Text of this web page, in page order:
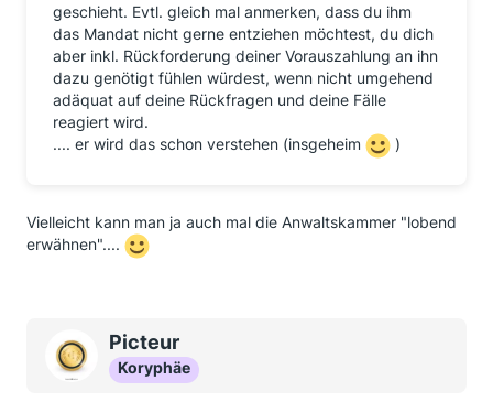
geschieht. Evtl. gleich mal anmerken, dass du ihm
das Mandat nicht gerne entziehen möchtest, du dich
aber inkl. Rückforderung deiner Vorauszahlung an ihn
dazu genötigt fühlen würdest, wenn nicht umgehend
adäquat auf deine Rückfragen und deine Fälle
reagiert wird.
.... er wird das schon verstehen (insgeheim
)
Vielleicht kann man ja auch mal die Anwaltskammer "lobend
erwähnen"....
Picteur
Koryphäe